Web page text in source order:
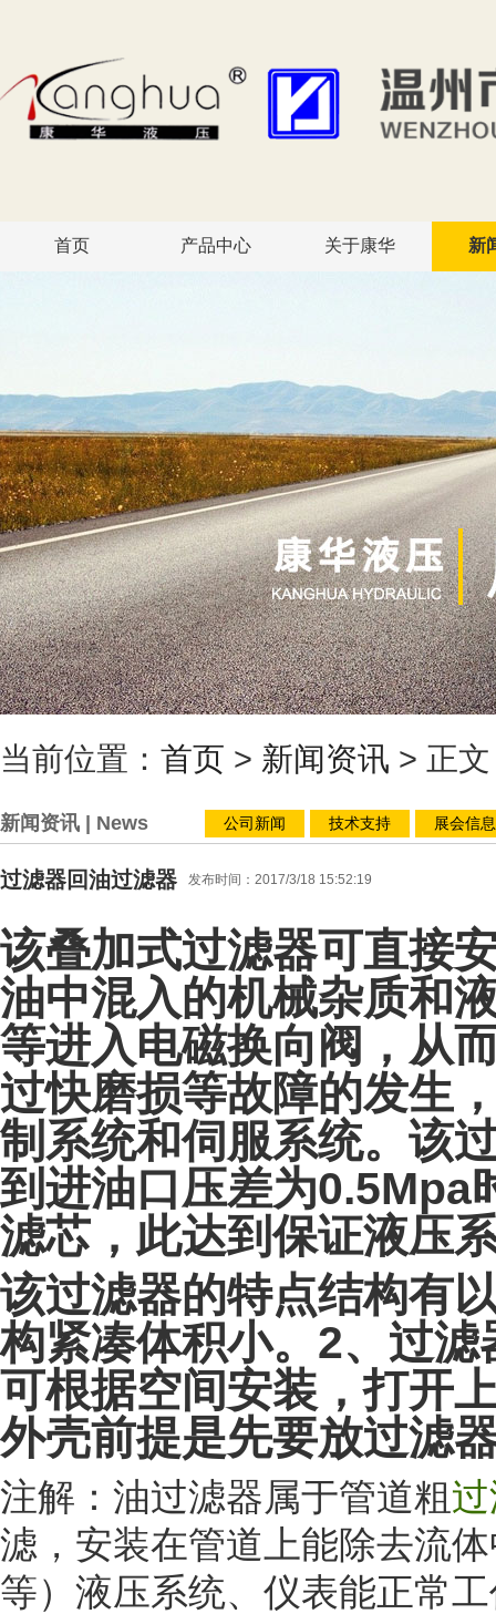
首页 产品中心 关于康华 新
当前位置： 首页 > 新闻资讯 > 正文
新闻资讯 | News 公司新闻 技术支持 展会信息
过滤器回油过滤器 发布时间：2017/3/18 15:52:19
该叠加式过滤器可直接
油中混入的机械杂质和
等进入电磁换向阀，从
过快磨损等故障的发生
制系统和伺服系统。该
到进油口压差为0.5Mpa
滤芯，此达到保证液压
该过滤器的特点结构有
构紧凑体积小。 2、过滤
可根据空间安装，打开
外壳前提是先要放过滤
注解：油过滤器属于管道粗
滤，安装在管道上能除去流
等）液压系统、仪表能正常